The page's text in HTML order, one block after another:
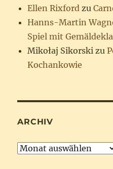
Ellen Rixford zu
Hanns-Martin
Spiel mit
Mikołaj Sikorski zu
Kochankowie
ARCHIV
Archiv